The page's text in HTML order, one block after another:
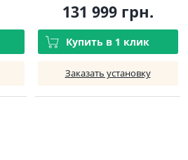
131 999 грн.
Купить в 1 клик
Заказать установку